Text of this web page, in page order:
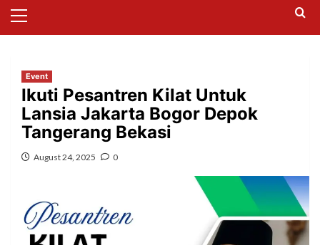
Event
Ikuti Pesantren Kilat Untuk
Lansia Jakarta Bogor Depok
Tangerang Bekasi
August 24, 2025 0